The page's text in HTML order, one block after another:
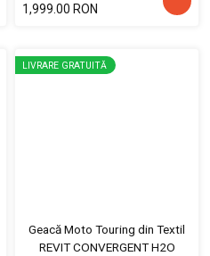
1,999.00 RON
LIVRARE GRATUITĂ
Geacă Moto Touring din Textil
REVIT CONVERGENT H2O